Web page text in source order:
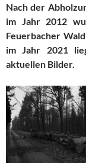
Nach der
im Jahr 2012
Feuerbacher
im Jahr 2021
aktuellen Bilder.